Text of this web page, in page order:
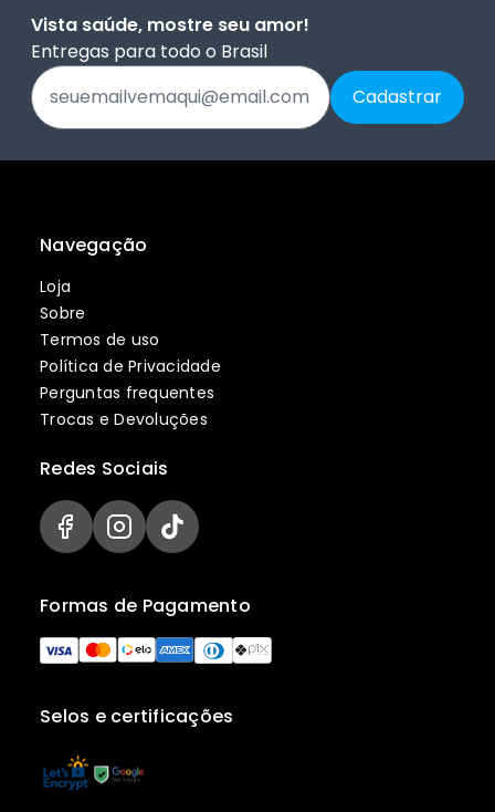
Vista saúde, mostre seu amor!
Entregas para todo o Brasil
Navegação
Loja
Sobre
Termos de uso
Política de Privacidade
Perguntas frequentes
Trocas e Devoluções
Selos e certificações
Formas de Pagamento
Redes Sociais